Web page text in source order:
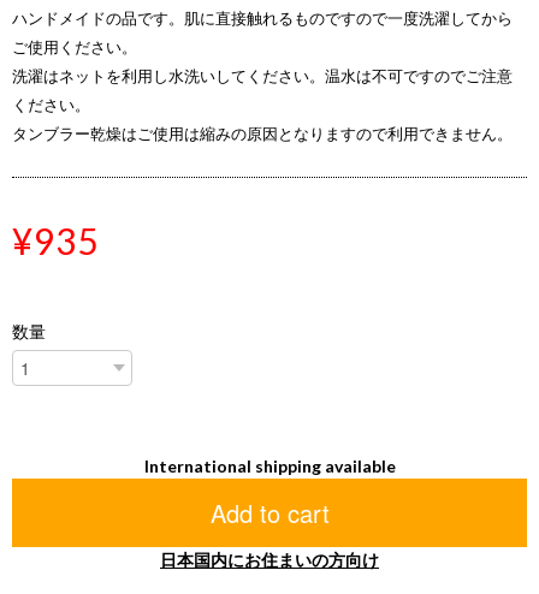
ハンドメイドの品です。肌に直接触れるものですので一度洗濯してから
ご使用ください。
洗濯はネットを利用し水洗いしてください。温水は不可ですのでご注意
ください。
タンブラー乾燥はご使用は縮みの原因となりますので利用できません。
¥935
数量
International shipping available
Add to cart
日本国内にお住まいの方向け